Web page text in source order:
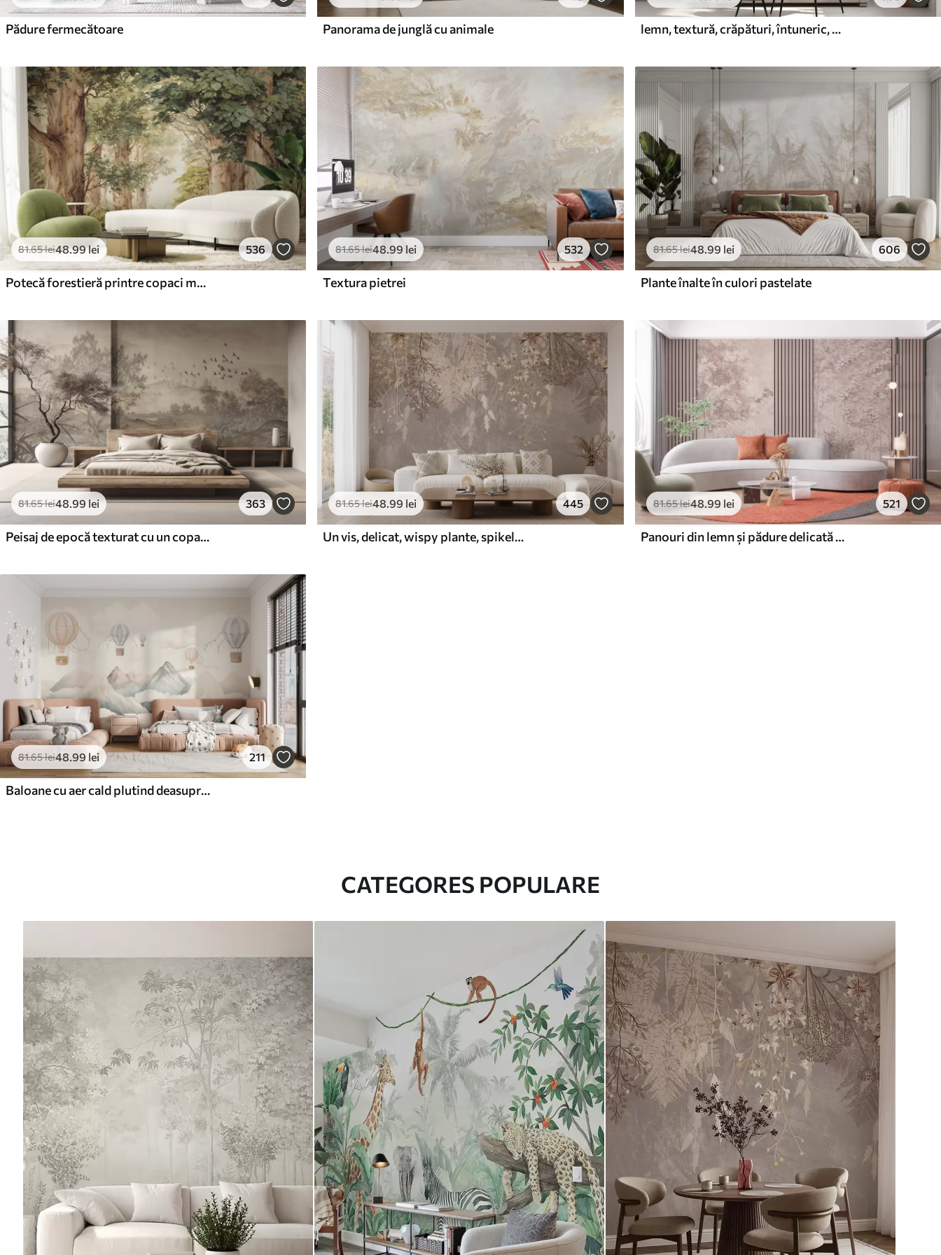
Pădure fermecătoare Panorama de junglă cu animale lemn, textură, crăpături, întuneric, scoarță, suprafață
81.65lei48.99lei 536
Potecă forestieră printre copaci maiestuoși, în stil acuarelă
81.65lei48.99 lei 532
Textura pietrei
81.65lei48.99 lei 606
Plante înalte în culori pastelate
81.65lei48 .99 lei 363
Peisaj de epocă texturat cu un copac lângă râu și un cer înnorat, arta naturii în tonuri sepia
81.65lei48 .99 lei 445
Un vis, delicat, wispy plante, spikelets și flori în culori pastelate maro pe un fundal cețos, texturat
81.65lei48.99 lei 521
Panouri din lemn și pădure delicată în tonuri roz
81.65lei48.99 lei 211
Baloane cu aer cald plutind deasupra munților în tonuri pastelate neutre și moi
CATEGORES POPULARE